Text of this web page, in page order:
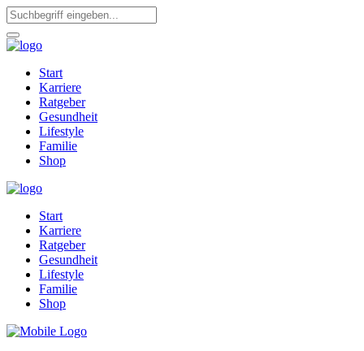
Start
Karriere
Ratgeber
Gesundheit
Lifestyle
Familie
Shop
Start
Karriere
Ratgeber
Gesundheit
Lifestyle
Familie
Shop